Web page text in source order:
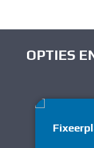
OPTIES